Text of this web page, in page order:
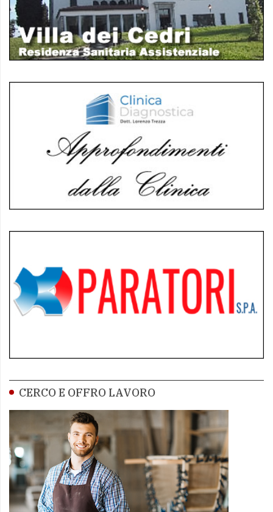
CERCO E OFFRO LAVORO